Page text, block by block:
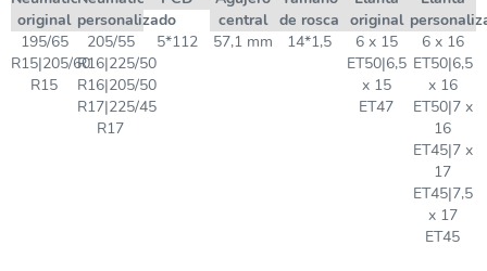
original personalizado
central de rosca original
195/65
R15|205/60
R15
205/55
R16|225/50
R16|205/50
R17|225/45
R17
5*112 57,1 mm 14*1,5
6 x 15
ET50|6,5
x 15
ET47
6 x 16
ET50|6,5
x 16
ET50|7 x
16
ET45|7 x
17
ET45|7,5
x 17
ET45